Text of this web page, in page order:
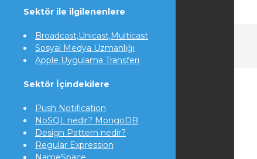
Sektör ile ilgilenenlere
Broadcast,Unicast,Multicast
Sosyal Medya Uzmanlığı
Apple Uygulama Transferi
Sektör İçindekilere
Push Notification
NoSQL nedir? MongoDB
Design Pattern nedir?
Regular Expression